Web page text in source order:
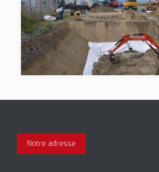
Notre adresse